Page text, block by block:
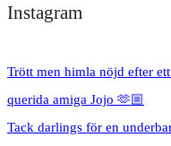
Instagram
Trött men himla nöjd efter
querida amiga Jojo 🫶🏼
Tack darlings för en